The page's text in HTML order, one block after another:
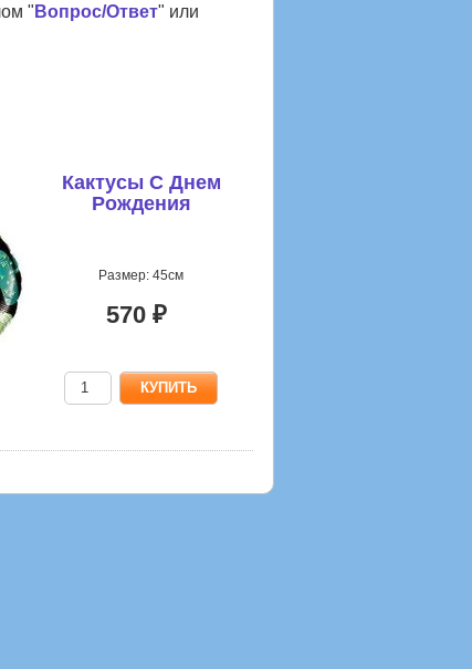
" Вопрос/Ответ" или
Кактусы С Днем
Рождения
Размер: 45см
570 ₽